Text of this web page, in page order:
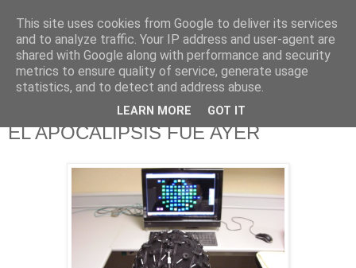
625 RANAS
LA TELEVISIÓN DESDE EL PUNTO DE VISTA BATRACIO
EL APOCALIPSIS FUE AYER
This site uses cookies from Google to deliver its services
and to analyze traffic. Your IP address and user-agent are
shared with Google along with performance and security
metrics to ensure quality of service, generate usage
statistics, and to detect and address abuse.
LEARN MORE GOT IT